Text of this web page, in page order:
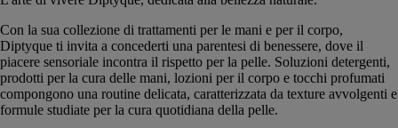
Con la sua collezione di trattamenti per le mani e per il corpo,
Diptyque ti invita a concederti una parentesi di benessere, dove il
piacere sensoriale incontra il rispetto per la pelle. Soluzioni detergenti,
prodotti per la cura delle mani, lozioni per il corpo e tocchi profumati
compongono una routine delicata, caratterizzata da texture avvolgenti e
formule studiate per la cura quotidiana della pelle.